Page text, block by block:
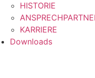
HISTORIE
KARRIERE
Downloads